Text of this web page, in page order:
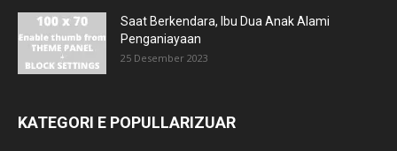
Saat Berkendara, Ibu Dua Anak Alami
Penganiayaan
25 Desember 2023
KATEGORI E POPULLARIZUAR